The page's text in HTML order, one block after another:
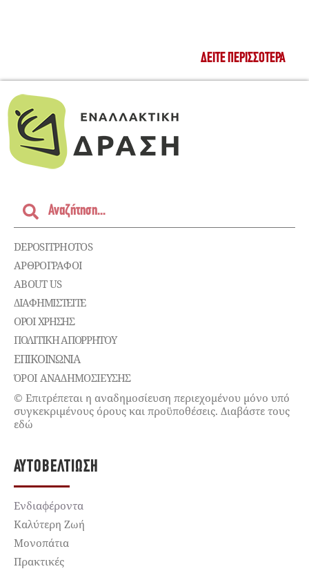
ΔΕΊΤΕ ΠΕΡΙΣΣΌΤΕΡΑ
DEPOSITPHOTOS
ΑΡΘΡΟΓΡΑΦΟΙ
ABOUT US
ΔΙΑΦΗΜΙΣΤΕΊΤΕ
ΌΡΟΙ ΧΡΉΣΗΣ
ΠΟΛΙΤΙΚΉ ΑΠΟΡΡΉΤΟΥ
ΕΠΙΚΟΙΝΩΝΊΑ
ΌΡΟΙ ΑΝΑΔΗΜΟΣΙΕΥΣΗΣ
© Επιτρέπεται η αναδημοσίευση περιεχομένου μόνο υπό
συγκεκριμένους όρους και προϋποθέσεις. Διαβάστε τους
εδώ
ΑΥΤΟΒΕΛΤΊΩΣΗ
Ενδιαφέροντα
Καλύτερη Ζωή
Μονοπάτια
Πρακτικές